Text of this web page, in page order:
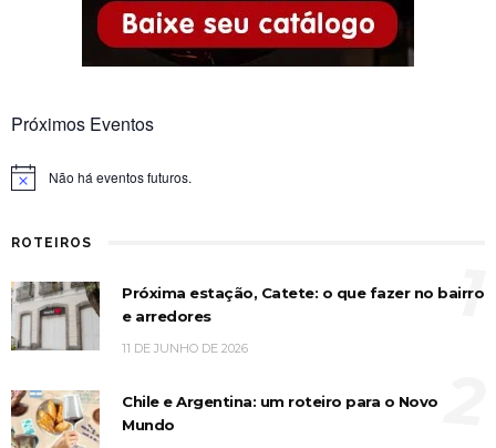
Próximos Eventos
Notice Não há eventos futuros.
ROTEIROS
Próxima estação, Catete: o que fazer no bairro
e arredores
11 DE JUNHO DE 2026
1
Chile e Argentina: um roteiro para o Novo
Mundo